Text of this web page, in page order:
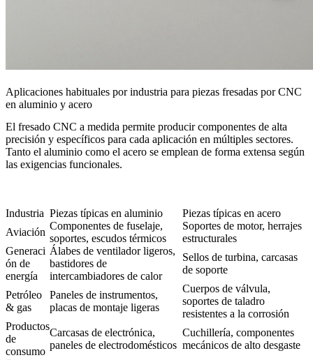
Aplicaciones habituales por industria para piezas fresadas por CNC
en aluminio y acero
El fresado CNC a medida permite producir componentes de alta
precisión y específicos para cada aplicación en múltiples sectores.
Tanto el aluminio como el acero se emplean de forma extensa según
las exigencias funcionales.
Industria Piezas típicas en aluminio
Piezas típicas en acero
Aviación
Componentes de fuselaje,
soportes, escudos térmicos
Soportes de motor, herrajes
estructurales
Generaci
ón de
energía
Álabes de ventilador ligeros,
bastidores de
intercambiadores de calor
Sellos de turbina, carcasas
de soporte
Petróleo
& gas
Paneles de instrumentos,
placas de montaje ligeras
Cuerpos de válvula,
soportes de taladro
resistentes a la corrosión
Productos
de
consumo
Carcasas de electrónica,
paneles de electrodomésticos
Cuchillería, componentes
mecánicos de alto desgaste